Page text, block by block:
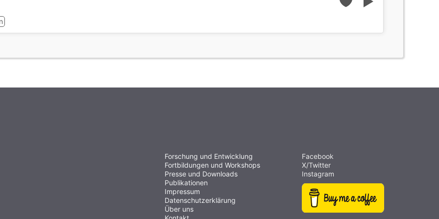
Forschung und Entwicklung
Fortbildungen und Workshops
Presse und Downloads
Publikationen
Impressum
Datenschutzerklärung
Über uns
Facebook
X/Twitter
Instagram